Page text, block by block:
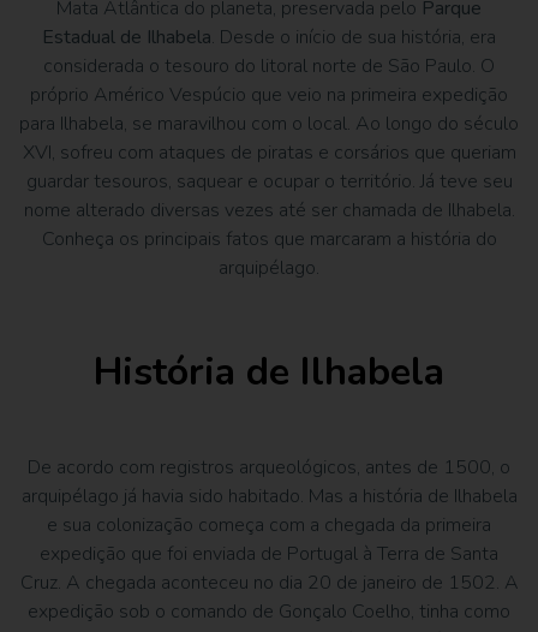
Mata Atlântica do planeta, preservada pelo Parque
Estadual de Ilhabela. Desde o início de sua história, era
considerada o tesouro do litoral norte de São Paulo. O
próprio Américo Vespúcio que veio na primeira expedição
para Ilhabela, se maravilhou com o local. Ao longo do século
XVI, sofreu com ataques de piratas e corsários que queriam
guardar tesouros, saquear e ocupar o território. Já teve seu
nome alterado diversas vezes até ser chamada de Ilhabela.
Conheça os principais fatos que marcaram a história do
arquipélago.
História de Ilhabela
De acordo com registros arqueológicos, antes de 1500, o
arquipélago já havia sido habitado. Mas a história de Ilhabela
e sua colonização começa com a chegada da primeira
expedição que foi enviada de Portugal à Terra de Santa
Cruz. A chegada aconteceu no dia 20 de janeiro de 1502. A
expedição sob o comando de Gonçalo Coelho, tinha como